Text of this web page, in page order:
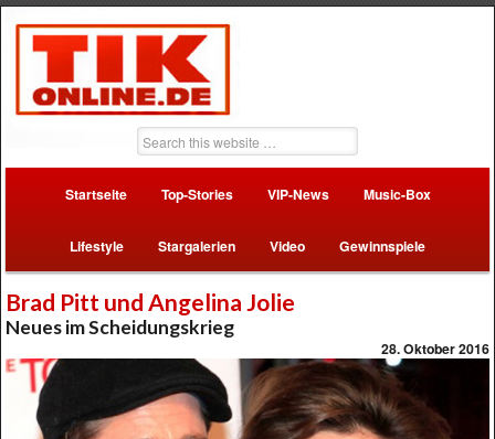
Startseite Top-Stories VIP-News Music-Box
Lifestyle Stargalerien Video Gewinnspiele
Brad Pitt und Angelina Jolie
Neues im Scheidungskrieg
28. Oktober 2016